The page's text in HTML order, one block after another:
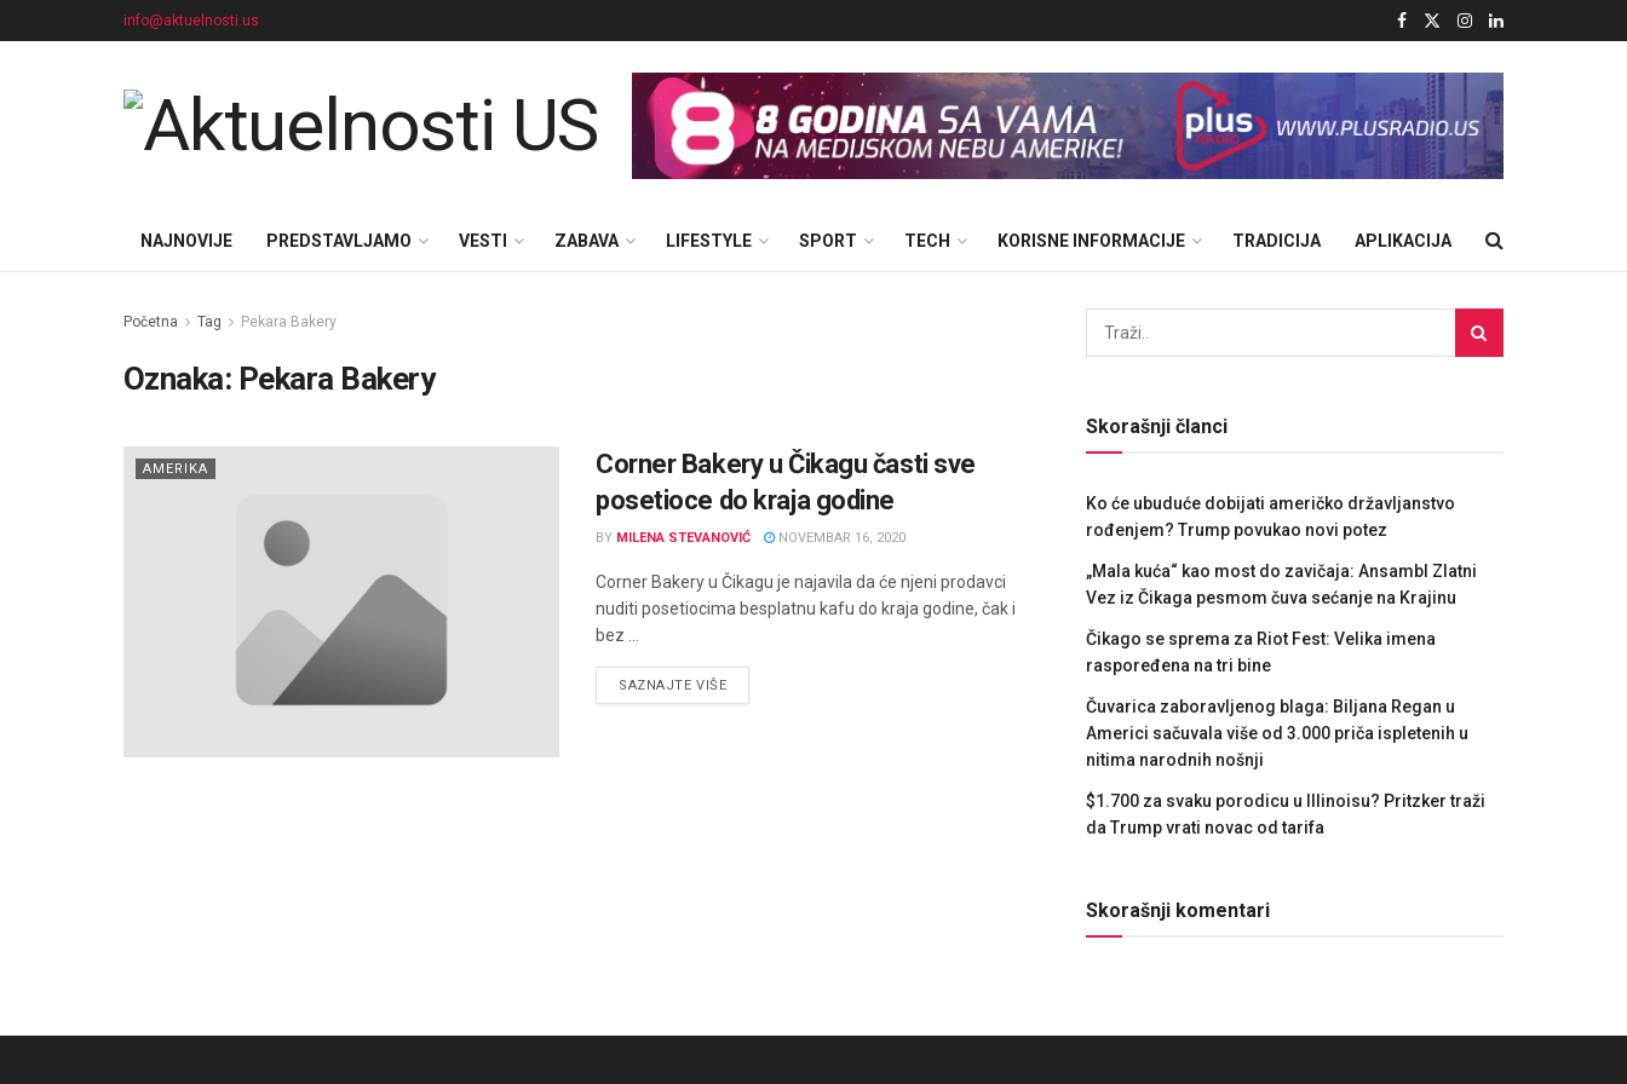
info@aktuelnosti.us
NAJNOVIJE PREDSTAVLJAMO VESTI ZABAVA LIFESTYLE SPORT TECH KORISNE INFORMACIJE TRADICIJA APLIKACIJA
Početna Tag Pekara Bakery
Oznaka: Pekara Bakery
AMERIKA
Corner Bakery u Čikagu časti sve
posetioce do kraja godine
BY MILENA STEVANOVIĆ NOVEMBAR 16, 2020
Corner Bakery u Čikagu je najavila da će njeni prodavci
nuditi posetiocima besplatnu kafu do kraja godine, čak i
bez ...
SAZNAJTE VIŠEDETAILS
Skorašnji članci
Ko će ubuduće dobijati američko državljanstvo
rođenjem? Trump povukao novi potez
„Mala kuća“ kao most do zavičaja: Ansambl Zlatni
Vez iz Čikaga pesmom čuva sećanje na Krajinu
Čikago se sprema za Riot Fest: Velika imena
raspoređena na tri bine
Čuvarica zaboravljenog blaga: Biljana Regan u
Americi sačuvala više od 3.000 priča ispletenih u
nitima narodnih nošnji
$1.700 za svaku porodicu u Illinoisu? Pritzker traži
da Trump vrati novac od tarifa
Skorašnji komentari